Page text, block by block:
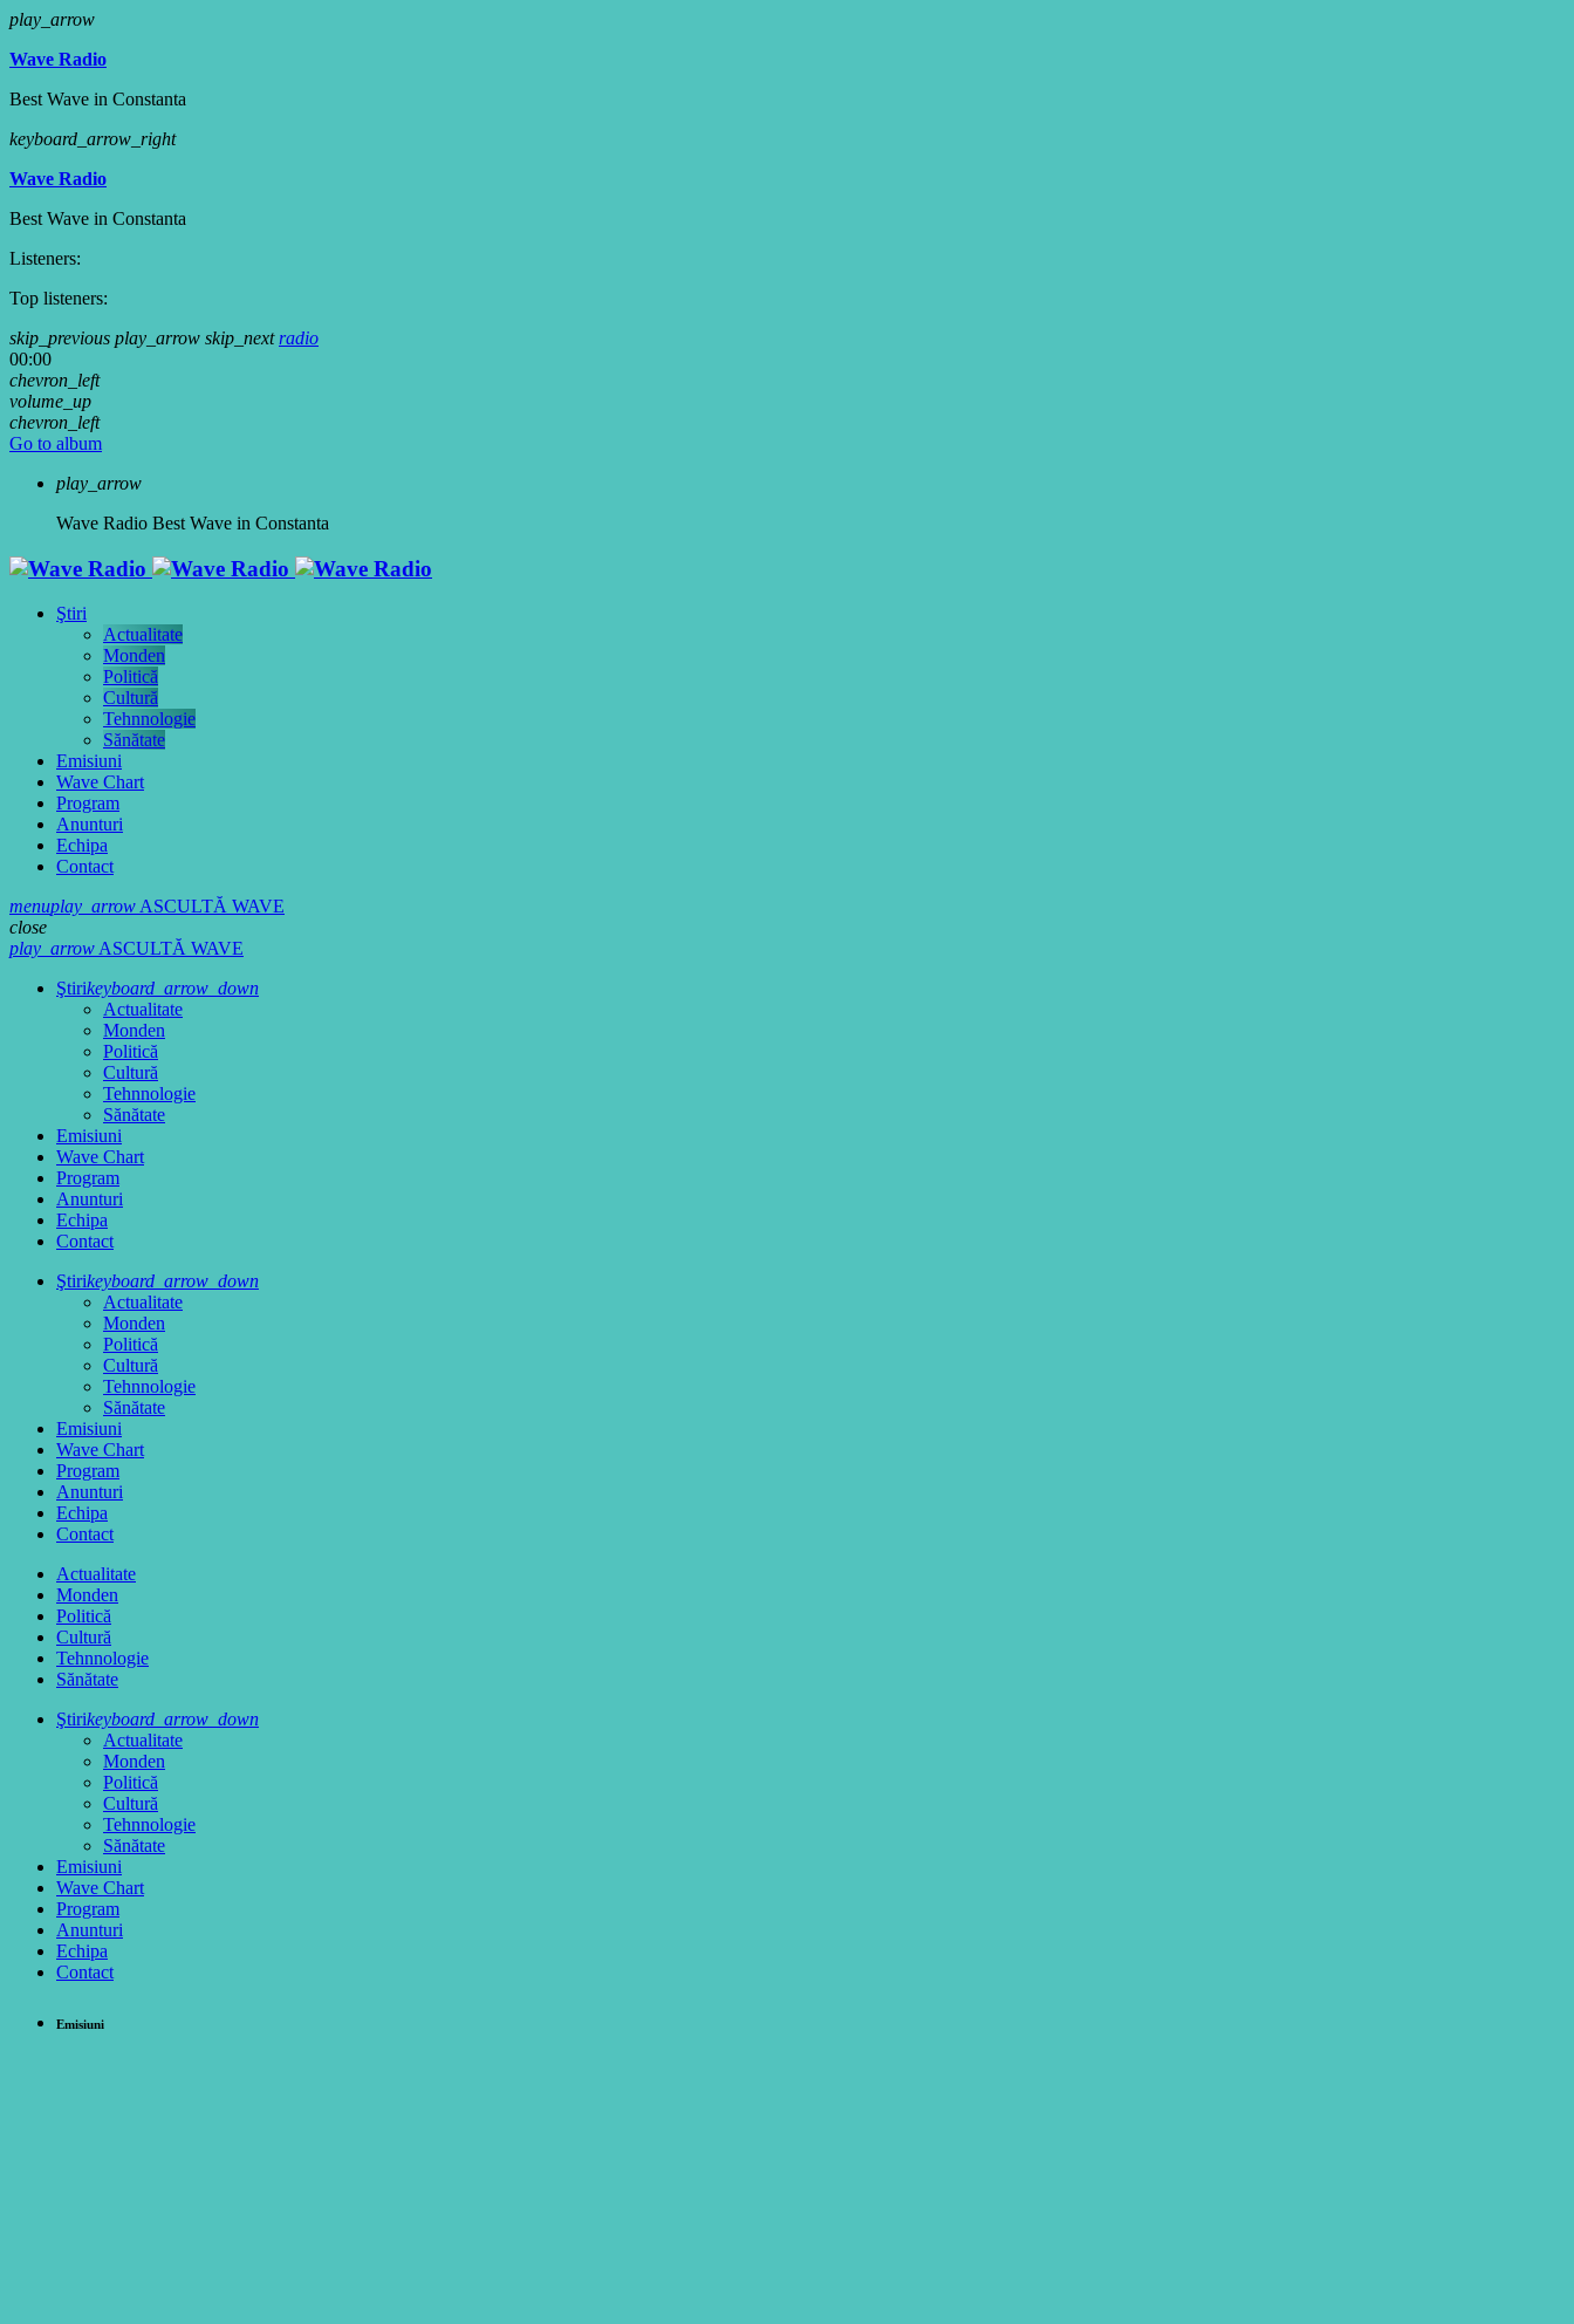
play_arrow
Wave Radio
Best Wave in Constanta
keyboard_arrow_right
Wave Radio
Best Wave in Constanta
Listeners:
Top listeners:
skip_previous play_arrow skip_next radio
00:00
chevron_left
volume_up
chevron_left
Go to album
play_arrow
Wave Radio Best Wave in Constanta
Ştiri
Actualitate
Monden
Politică
Cultură
Tehnnologie
Sănătate
Emisiuni
Wave Chart
Program
Anunturi
Echipa
Contact
menuplay_arrowASCULTĂ WAVE
close
play_arrowASCULTĂ WAVE
Ştirikeyboard_arrow_down
Actualitate
Monden
Politică
Cultură
Tehnnologie
Sănătate
Emisiuni
Wave Chart
Program
Anunturi
Echipa
Contact
Ştirikeyboard_arrow_down
Actualitate
Monden
Politică
Cultură
Tehnnologie
Sănătate
Emisiuni
Wave Chart
Program
Anunturi
Echipa
Contact
Actualitate
Monden
Politică
Cultură
Tehnnologie
Sănătate
Ştirikeyboard_arrow_down
Actualitate
Monden
Politică
Cultură
Tehnnologie
Sănătate
Emisiuni
Wave Chart
Program
Anunturi
Echipa
Contact
Emisiuni